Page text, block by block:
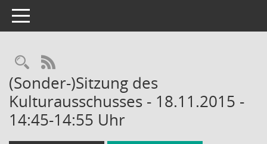
Toggle navigation
Rechercheauswahl
RSS-Feed
(Sonder-)Sitzung des
Kulturausschusses - 18.11.2015 -
14:45-14:55 Uhr